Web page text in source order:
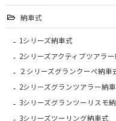
納車式
1シリーズ納車式
2シリーズアクティブツアラ
２シリーズグランクーペ納車
2シリーズグランツアラー納
3シリーズグランツーリスモ
3シリーズツーリング納車式